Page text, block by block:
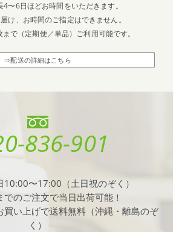
ザ・ポットが当たる！新生活応援企
KYUSUが当たる！おうちでゆったり
ザ・トースター プロが当たる！プレ
催中です
カバーが当たる！プレゼントキャン
4〜6日ほどお時間をいただきます。
け、お時間のご指定はできません。
で（定期便／単品）ご利用可能です。
⇒配送の詳細はこちら
836-901
10:00〜17:00（土日祝のぞく）
のご注文で当日出荷可能！
い上げで送料無料（沖縄・離島のぞ
く）